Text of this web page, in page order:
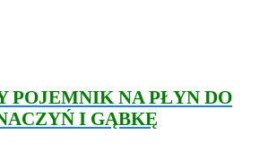
POJEMNIK NA PŁYN DO
I GĄBKĘ